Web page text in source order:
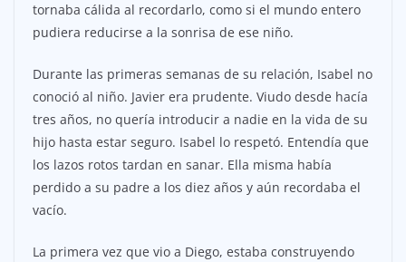
tornaba cálida al recordarlo, como si el mundo entero
pudiera reducirse a la sonrisa de ese niño.
Durante las primeras semanas de su relación, Isabel no
conoció al niño. Javier era prudente. Viudo desde hacía
tres años, no quería introducir a nadie en la vida de su
hijo hasta estar seguro. Isabel lo respetó. Entendía que
los lazos rotos tardan en sanar. Ella misma había
perdido a su padre a los diez años y aún recordaba el
vacío.
La primera vez que vio a Diego, estaba construyendo